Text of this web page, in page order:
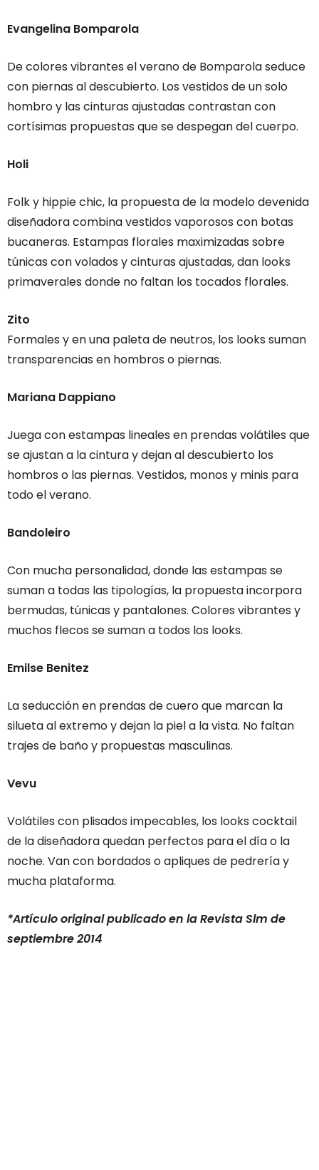
Evangelina Bomparola
De colores vibrantes el verano de Bomparola seduce
con piernas al descubierto. Los vestidos de un solo
hombro y las cinturas ajustadas contrastan con
cortísimas propuestas que se despegan del cuerpo.
Holi
Folk y hippie chic, la propuesta de la modelo devenida
diseñadora combina vestidos vaporosos con botas
bucaneras. Estampas florales maximizadas sobre
túnicas con volados y cinturas ajustadas, dan looks
primaverales donde no faltan los tocados florales.
Zito
Formales y en una paleta de neutros, los looks suman
transparencias en hombros o piernas.
Mariana Dappiano
Juega con estampas lineales en prendas volátiles que
se ajustan a la cintura y dejan al descubierto los
hombros o las piernas. Vestidos, monos y minis para
todo el verano.
Bandoleiro
Con mucha personalidad, donde las estampas se
suman a todas las tipologías, la propuesta incorpora
bermudas, túnicas y pantalones. Colores vibrantes y
muchos flecos se suman a todos los looks.
Emilse Benitez
La seducción en prendas de cuero que marcan la
silueta al extremo y dejan la piel a la vista. No faltan
trajes de baño y propuestas masculinas.
Vevu
Volátiles con plisados impecables, los looks cocktail
de la diseñadora quedan perfectos para el día o la
noche. Van con bordados o apliques de pedrería y
mucha plataforma.
*Artículo original publicado en la Revista Slm de
septiembre 2014